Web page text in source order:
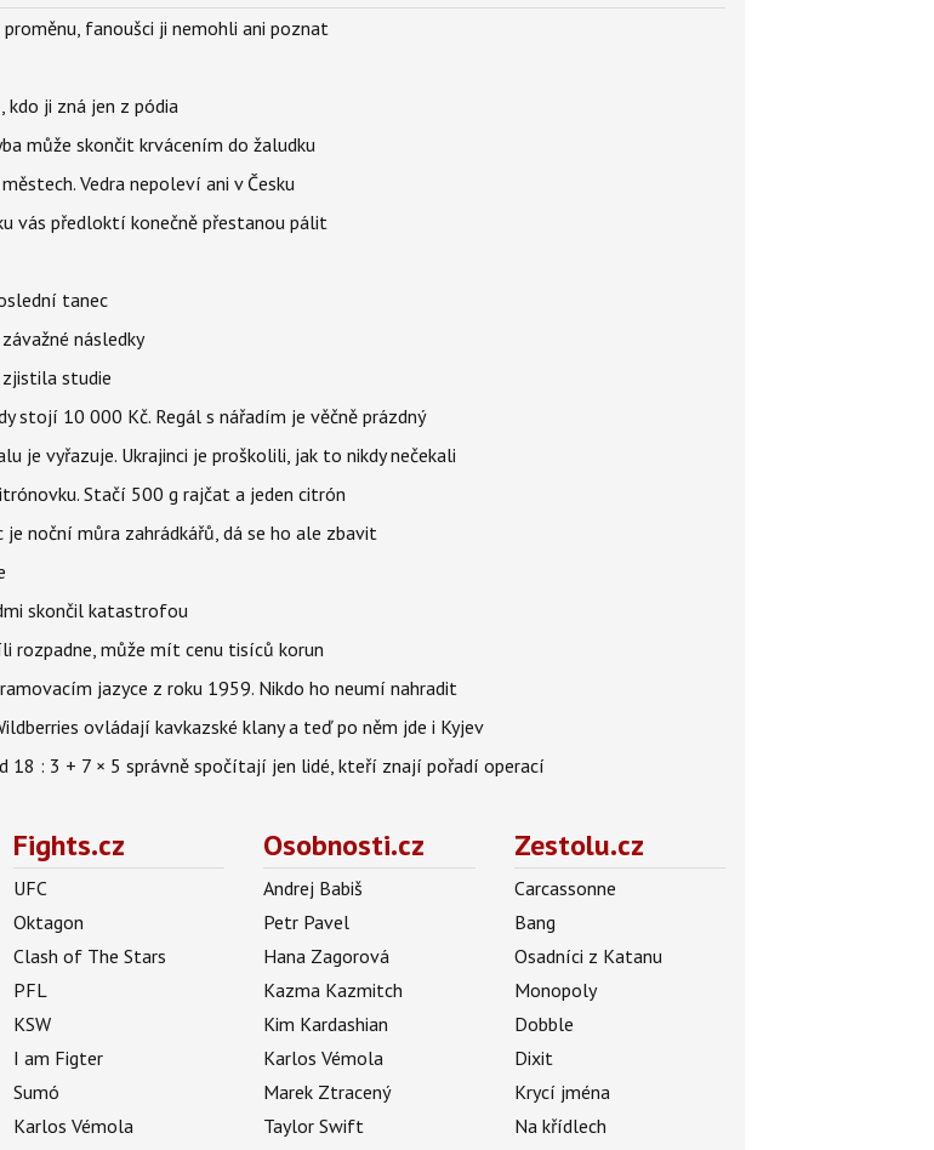
fanoušci ji nemohli ani poznat
kdo ji zná jen z pódia
může skončit krvácením do žaludku
Vedra nepoleví ani v Česku
vás předloktí konečně přestanou pálit
tanec
následky
studie
stojí 10 000 Kč. Regál s nářadím je věčně prázdný
je vyřazuje. Ukrajinci je proškolili, jak to nikdy nečekali
Stačí 500 g rajčat a jeden citrón
noční můra zahrádkářů, dá se ho ale zbavit
skončil katastrofou
rozpadne, může mít cenu tisíců korun
jazyce z roku 1959. Nikdo ho neumí nahradit
ovládají kavkazské klany a teď po něm jde i Kyjev
: 3 + 7 × 5 správně spočítají jen lidé, kteří znají pořadí operací
Fights.cz
UFC
Oktagon
Clash of The Stars
PFL
KSW
I am Figter
Sumó
Karlos Vémola
Osobnosti.cz
Andrej Babiš
Petr Pavel
Hana Zagorová
Kazma Kazmitch
Kim Kardashian
Karlos Vémola
Marek Ztracený
Taylor Swift
Zestolu.cz
Carcassonne
Bang
Osadníci z Katanu
Monopoly
Dobble
Dixit
Krycí jména
Na křídlech